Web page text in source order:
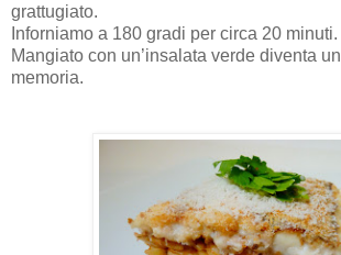
grattugiato.
Inforniamo a 180 gradi per circa 20 minuti.
Mangiato con un’insalata verde diventa
memoria.